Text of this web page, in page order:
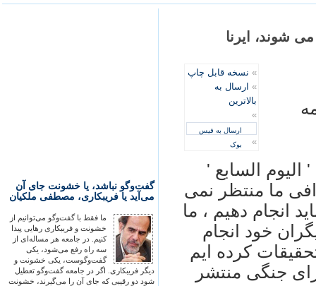
گفت‌وگو نباشد، یا خشونت جای آن
می‌آید یا فریبکاری، مصطفی ملکیان
ما فقط با گفت‌وگو می‌توانیم از
خشونت و فریبکاری رهایی پیدا
کنیم. در جامعه هر مساله‌ای از
سه راه رفع می‌شود، یکی
گفت‌وگوست، یکی خشونت و
دیگر فریبکاری. اگر در جامعه گفت‌وگو تعطیل
شود دو رقیبی که جای آن را می‌گیرند، خشونت
شوند، ايرنا
» نسخه قابل چاپ
» ارسال به
بالاترین
»
ارسال به فیس
بوک
»
اليوم السابع '
ما منتظر نمی
انجام دهيم ، ما
خود انجام
کرده ايم
جنگی منتشر